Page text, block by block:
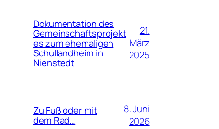
Dokumentation des
Gemeinschaftsprojekt
es zum ehemaligen
Schullandheim in
Nienstedt
21.
März
2025
Zu Fuß oder mit
dem Rad…
8. Juni
2026